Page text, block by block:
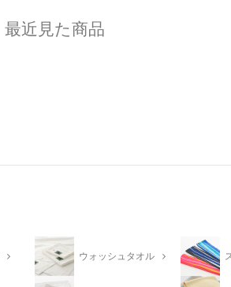
最近見た商品
ウォッシュタオル